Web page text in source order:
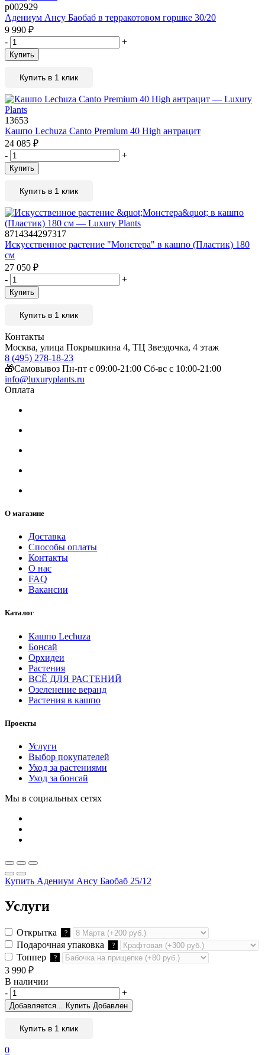
р002929
Адениум Ансу Баобаб в терракотовом горшке 30/20
9 990 ₽
-
+
Купить
Купить в 1 клик
13653
Кашпо Lechuza Canto Premium 40 High антрацит
24 085 ₽
-
+
Купить
Купить в 1 клик
8714344297317
Искусственное растение "Монстера" в кашпо (Пластик) 180
см
27 050 ₽
-
+
Купить
Купить в 1 клик
Контакты
Москва, улица Покрышкина 4, ТЦ Звездочка, 4 этаж
8 (495) 278-18-23
🎁Самовывоз Пн-пт с 09:00-21:00 Сб-вс с 10:00-21:00
info@luxuryplants.ru
Оплата
О магазине
Доставка
Способы оплаты
Контакты
О нас
FAQ
Вакансии
Каталог
Кашпо Lechuza
Бонсай
Орхидеи
Растения
ВСЁ ДЛЯ РАСТЕНИЙ
Озеленение веранд
Растения в кашпо
Проекты
Услуги
Выбор покупателей
Уход за растениями
Уход за бонсай
Мы в социальных сетях
Купить Адениум Ансу Баобаб 25/12
Услуги
Открытка ?
Подарочная упаковка ?
Топпер ?
3 990 ₽
В наличии
-
+
Добавляется... Купить Добавлен
Купить в 1 клик
0